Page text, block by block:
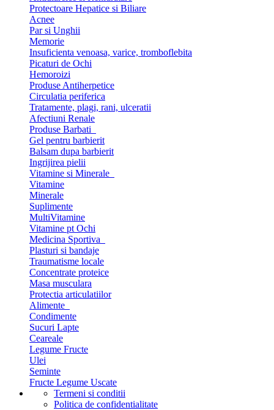
Protectoare Hepatice si Biliare
Acnee
Par si Unghii
Memorie
Insuficienta venoasa, varice, tromboflebita
Picaturi de Ochi
Hemoroizi
Produse Antiherpetice
Circulatia periferica
Tratamente, plagi, rani, ulceratii
Afectiuni Renale
Produse Barbati
Gel pentru barbierit
Balsam dupa barbierit
Ingrijirea pielii
Vitamine si Minerale
Vitamine
Minerale
Suplimente
MultiVitamine
Vitamine pt Ochi
Medicina Sportiva
Plasturi si bandaje
Traumatisme locale
Concentrate proteice
Masa musculara
Protectia articulatiilor
Alimente
Condimente
Sucuri Lapte
Ceareale
Legume Fructe
Ulei
Seminte
Fructe Legume Uscate
Termeni si conditii
Politica de confidentialitate